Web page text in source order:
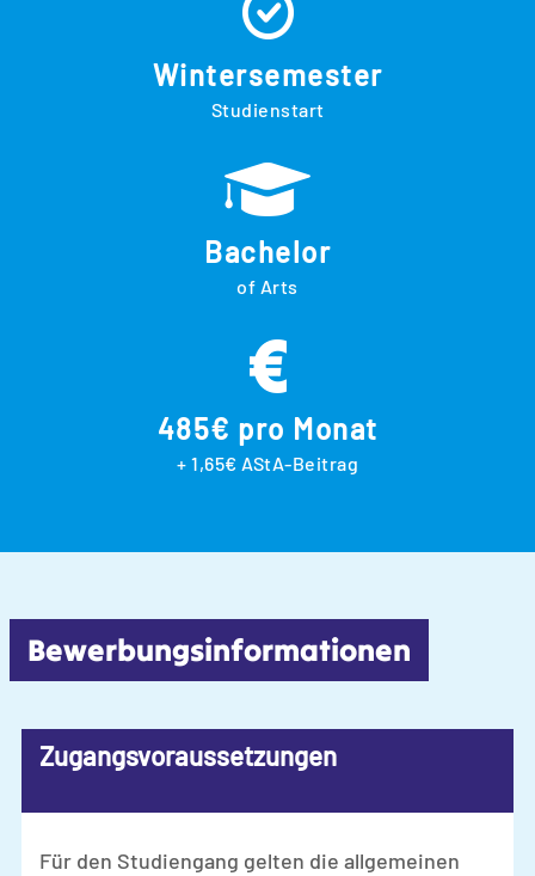
Wintersemester
Studienstart
Bachelor
of Arts
485€ pro Monat
+ 1,65€ AStA-Beitrag
Bewerbungsinfor­ma­tionen
Zugangsvoraussetzungen
Für den Studiengang gelten die allgemeinen